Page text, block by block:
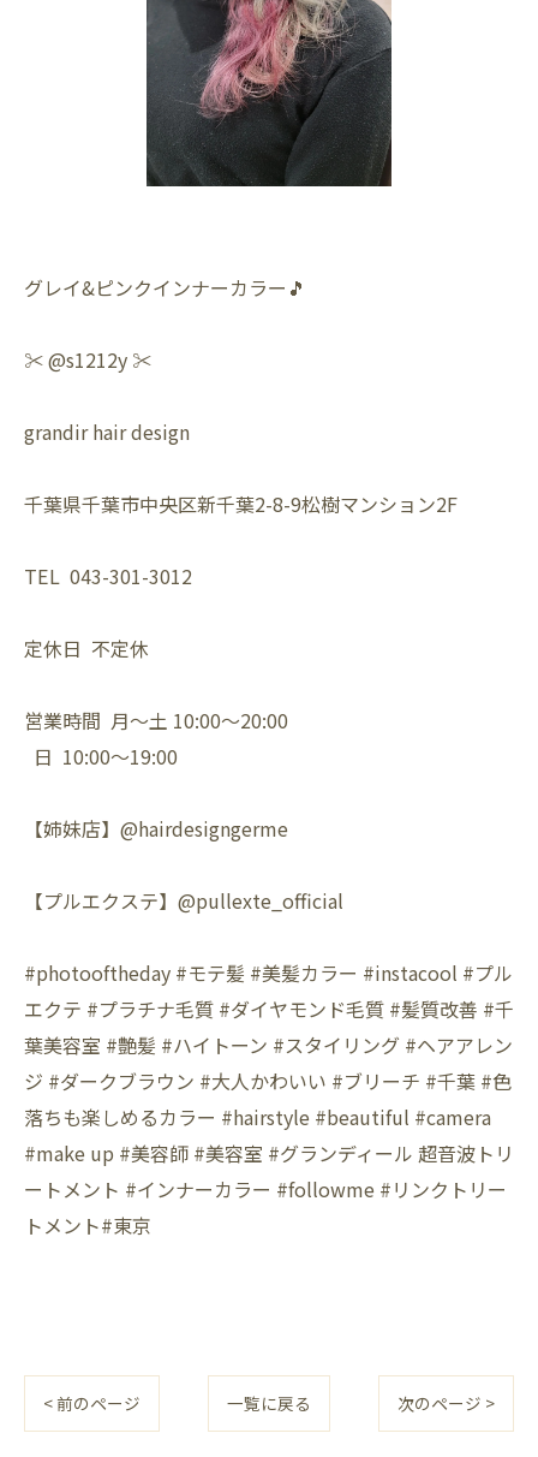
グレイ&ピンクインナーカラー🎵
✂️ @s1212y ✂️
grandir hair design
千葉県千葉市中央区新千葉2-8-9松樹マンション2F
TEL 043-301-3012
定休日 不定休
営業時間 月〜土 10:00〜20:00
日 10:00〜19:00
【姉妹店】@hairdesigngerme
【プルエクステ】@pullexte_official
#photooftheday #モテ髪 #美髪カラー #instacool #プル
エクテ #プラチナ毛質 #ダイヤモンド毛質 #髪質改善 #千
葉美容室 #艶髪 #ハイトーン #スタイリング #ヘアアレン
ジ #ダークブラウン #大人かわいい #ブリーチ #千葉 #色
落ちも楽しめるカラー #hairstyle #beautiful #camera
#make up #美容師 #美容室 #グランディール 超音波トリ
ートメント #インナーカラー #followme #リンクトリー
トメント#東京
< 前のページ 一覧に戻る 次のページ >